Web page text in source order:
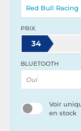
Red Bull Racing
PRIX
34
BLUETOOTH
Oui
Voir
en stock